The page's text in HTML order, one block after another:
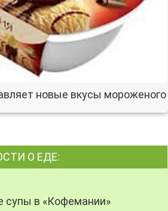
новые вкусы мороженого
О ЕДЕ:
супы в «Кофемании»